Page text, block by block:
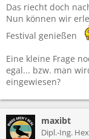
Das riecht doch
Nun können wir
Festival genießen
Eine kleine Frage
egal... bzw. man
eingewiesen?
maxibt
Dipl.-Ing.